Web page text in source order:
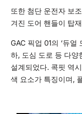
또한 첨단 운전자 보
겨진 도어 핸들이 탑
GAC 픽업 01의 ‘듀얼
하, 도심 도로 등 다양
설계되었다. 콕핏 역
색 요소가 특징이며,